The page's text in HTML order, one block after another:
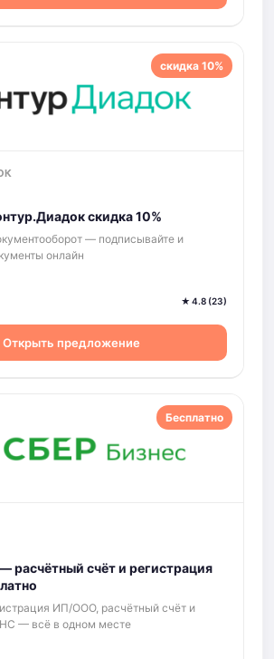
скидка 10%
скидка 10%
— подписывайте и
онлайн
★ 4.8 (23)
Открыть предложение
Бесплатно
расчётный счёт и регистрация
ИП/ООО, расчётный счёт и
— всё в одном месте